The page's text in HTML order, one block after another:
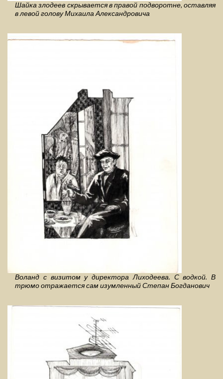
Шайка злодеев скрывается в правой подворотне, оставляя
в левой голову Михаила Александровича
Воланд с визитом у директора Лиходеева. С водкой. В
трюмо отражается сам изумленный Степан Богданович